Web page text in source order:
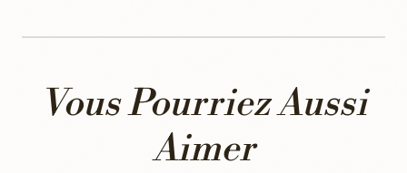
Vous Pourriez Aussi
Aimer